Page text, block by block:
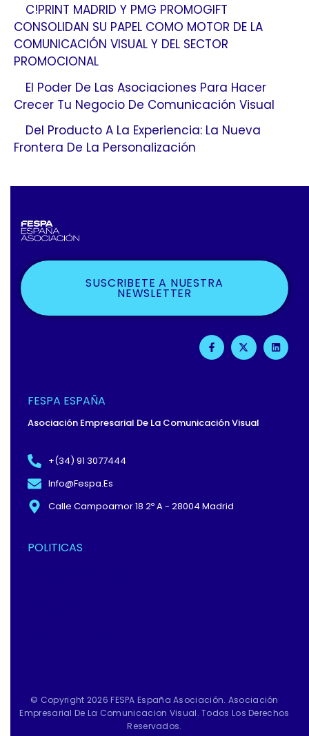
C!PRINT MADRID Y PMG PROMOGIFT
CONSOLIDAN SU PAPEL COMO MOTOR DE LA
COMUNICACIÓN VISUAL Y DEL SECTOR
PROMOCIONAL
El Poder De Las Asociaciones Para Hacer
Crecer Tu Negocio De Comunicación Visual
Del Producto A La Experiencia: La Nueva
Frontera De La Personalización
SUSCRIBETE A NUESTRA
NEWSLETTER
F
A
C
F
X
-
T
L
I
N
FESPA ESPAÑA
Asociación Empresarial De La Comunicación Visual
+(34) 91 3077444
Info@fespa.es
Calle Campoamor 18 2º A - 28004 Madrid
POLITICAS
© Copyright 2026 FESPA España Asociación. Asociación
Empresarial De La Comunicacion Visual. Todos Los Derechos
Reservados.